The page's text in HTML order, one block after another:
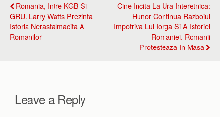
Romania, Intre KGB Si
GRU. Larry Watts Prezinta
Istoria Nerastalmacita A
Romanilor
Cine Incita La Ura Interetnica:
Hunor Continua Razboiul
Impotriva Lui Iorga Si A Istoriei
Romaniei. Romanii
Protesteaza In Masa
Leave a Reply